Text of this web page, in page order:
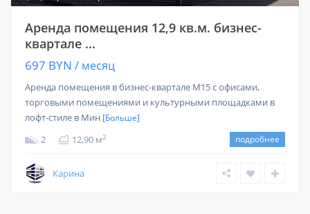
Аренда помещения 12,9 кв.м. бизнес-
квартале ...
697 BYN / месяц
Аренда помещения в бизнес-квартале M15 с офисами,
торговыми помещениями и культурными площадками в
лофт-стиле в Мин [Больше]
2 12,90 м2 подробнее
Карина